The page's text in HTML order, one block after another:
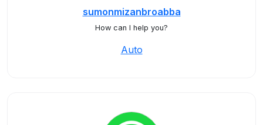
sumonmizanbroabba
How can I help you?
Auto